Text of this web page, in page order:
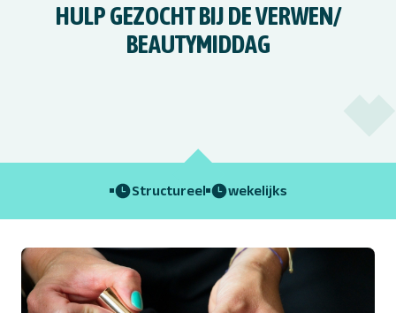
HULP GEZOCHT BIJ DE VERWEN/
BEAUTYMIDDAG
Structureel wekelijks